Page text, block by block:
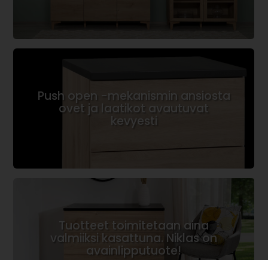
Push open -mekanismin ansiosta
ovet ja laatikot avautuvat
kevyesti
Tuotteet toimitetaan aina
valmiiksi kasattuna. Niklas on
avainlipputuote!